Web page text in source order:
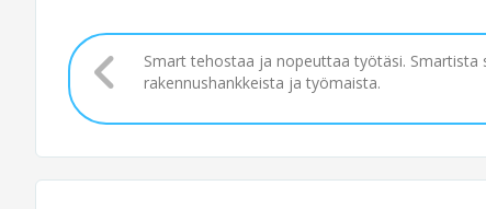
Smart tehostaa ja nopeuttaa työtäsi. Smartista
rakennushankkeista ja työmaista.